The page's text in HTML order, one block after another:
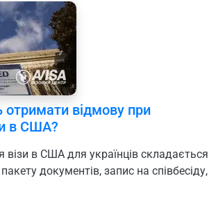
отримати відмову при
в США?
в США для українців складається
документів, запис на співбесіду,